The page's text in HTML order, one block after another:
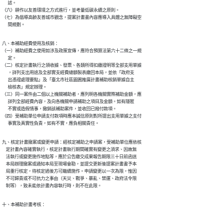
      述。
（六）耕作以友善環境之方式進行，並考量低碳永續之原則。
（七）為倡導高齡友善城市觀念，提案計畫書內容應導入具體之無障礙空
      間規劃。
八、本補助經費使用及核銷：
（一）補助經費之使用如涉及政策宣傳，應符合預算法第六十二條之一規
      定。
（二）核定計畫執行之領收據、發票、各類所得扣繳證明等全部支用單據
      ，詳列支出用途及全部實支經費總額製表繳回本局，並依「政府支
      出憑證處理要點」及「臺北市社區園圃推廣計畫補助核銷單據自主
      檢核表」規定辦理。
（三）同一案件由二個以上機關補助者，應列明各機關實際補助金額，應
      詳列全部經費內容，及向各機關申請補助之項目及金額。如有隱匿
      不實或造假情事，撤銷該補助案件，並收回已撥付款項。
（四）受補助單位申請支付款項時應本誠信原則對所提出支用單據之支付
      事實及真實性負責，如有不實，應負相關責任。
九、核定計畫撤案或變更申請：經核定補助之申請案，受補助單位應依核
    定計畫內容確實執行，核定計畫執行期間確實有變更之須求、因故無
    法執行或變更施作地點等，應於公告繳交成果報告期限三十日前函送
    本局辦理撤案或通知本局至現場會勘，並提交更新後提案計畫書予本
    局重行核定，待核定過後方可繼續施作。申請變更以一次為限，惟因
    不可歸責或不可抗力之事由（天災、戰爭、暴亂、禁運、政府法令限
    制等），致未能依計畫內容執行時，則不在此限。
十、本補助計畫考核：